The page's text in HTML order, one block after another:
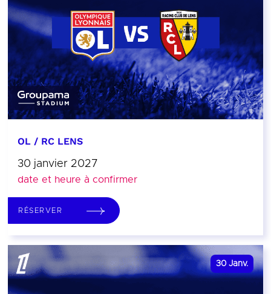
OL / RC LENS
30 janvier 2027
date et heure à confirmer
RÉSERVER
30 Janv.